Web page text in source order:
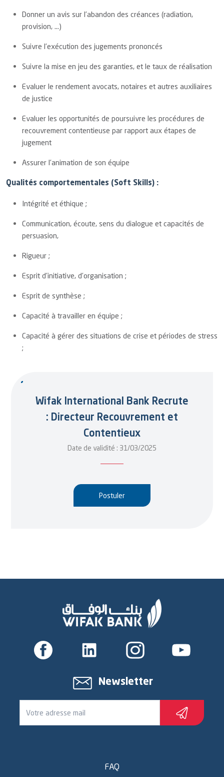
Donner un avis sur l’abandon des créances (radiation,
provision, …)
Suivre l’exécution des jugements prononcés
Suivre la mise en jeu des garanties, et le taux de réalisation
Evaluer le rendement avocats, notaires et autres auxiliaires
de justice
Evaluer les opportunités de poursuivre les procédures de
recouvrement contentieuse par rapport aux étapes de
jugement
Assurer l’animation de son équipe
Qualités comportementales (Soft Skills) :
Intégrité et éthique ;
Communication, écoute, sens du dialogue et capacités de
persuasion,
Rigueur ;
Esprit d’initiative, d’organisation ;
Esprit de synthèse ;
Capacité à travailler en équipe ;
Capacité à gérer des situations de crise et périodes de stress
;
Wifak International Bank Recrute
: Directeur Recouvrement et
Contentieux
Date de validité : 31/03/2025
Postuler
Newsletter
FAQ